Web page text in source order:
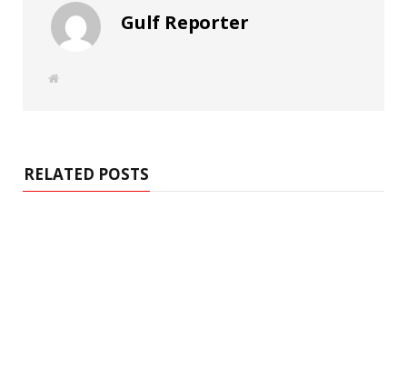
Gulf Reporter
W
RELATED POSTS